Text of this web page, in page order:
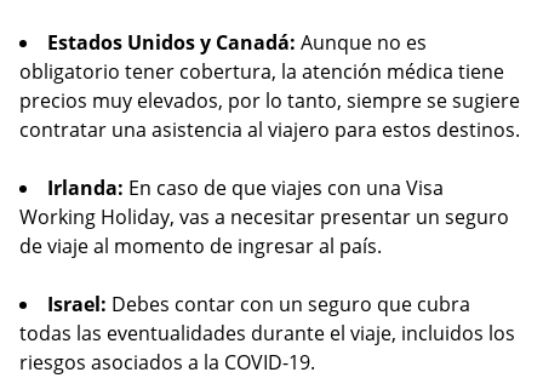
Estados Unidos y Canadá: Aunque no es
obligatorio tener cobertura, la atención médica tiene
precios muy elevados, por lo tanto, siempre se sugiere
contratar una asistencia al viajero para estos destinos.
Irlanda: En caso de que viajes con una Visa
Working Holiday, vas a necesitar presentar un seguro
de viaje al momento de ingresar al país.
Israel: Debes contar con un seguro que cubra
todas las eventualidades durante el viaje, incluidos los
riesgos asociados a la COVID-19.